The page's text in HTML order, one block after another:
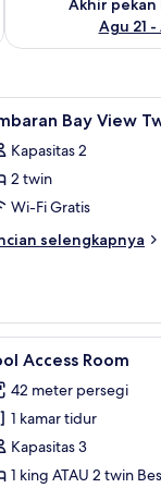
Akhir
Agu 21
kerja
5 Bay View
Kapasitas 2
2 twin
Wi-Fi Gratis
selengkapnya
kerja
7 Access Room
42 meter persegi
1 kamar tidur
Kapasitas 3
1 king ATAU 2 twin